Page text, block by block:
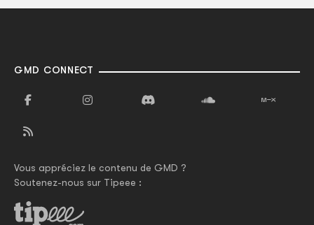
GMD CONNECT
Vous appréciez le contenu de GMD ?
Soutenez-nous sur Tipeee :